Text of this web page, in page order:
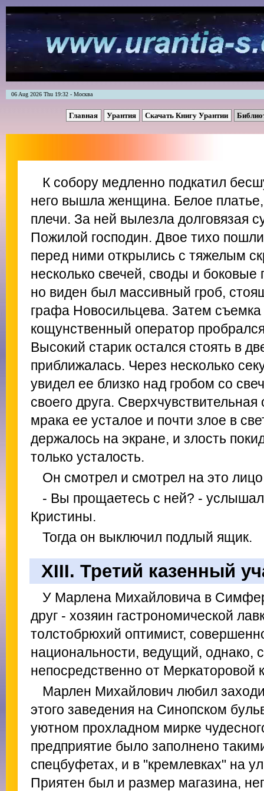
06 Aug 2026 Thu 19:32 - Москва
Главная Урантия Скачать Книгу Урантии
К собору медленно подкатил
него вышла женщина. Белое
плечи. За ней вылезла долговязая
Пожилой господин. Двое тихо
перед ними открылись с тяжелым
несколько свечей, своды и
но виден был массивный гроб,
графа Новосильцева. Затем съемка
кощунственный оператор
Высокий старик остался стоять в
приближалась. Через несколько
увидел ее близко над гробом со
своего друга.
мрака ее усталое и почти злое в
держалось на экране, и злость
только усталость.
Он смотрел и смотрел на это
- Вы прощаетесь с ней? - услышал
Кристины.
Тогда он выключил подлый ящик.
XIII. Третий казенный
У Марлена Михайловича в
друг - хозяин гастрономической
толстобрюхий оптимист,
национальности, ведущий, однако,
непосредственно от Меркаторовой
Марлен Михайлович любил
этого заведения на Синопском
уютном прохладном мирке
предприятие было заполнено
спецбуфетах, и в "кремлевках" на
Приятен был и размер магазина,